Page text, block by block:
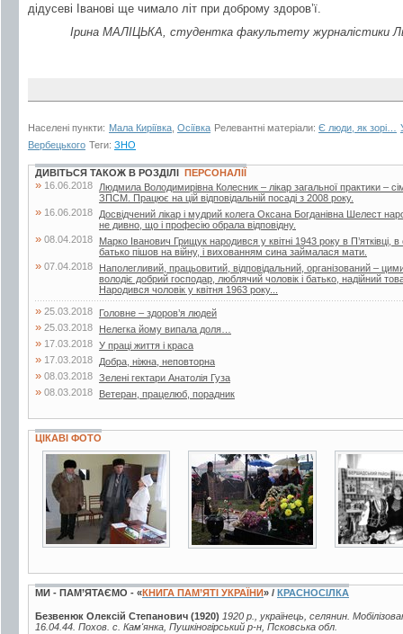
дідусеві Іванові ще чимало літ при доброму здоров’ї.
Ірина МАЛІЦЬКА, студентка факультету журналістики
Населені пункти: Мала Киріївка Осіївка Релевантні матеріали: Є люди, як зорі…
Вербецького Теги: ЗНО
ДИВІТЬСЯ ТАКОЖ В РОЗДІЛІ ПЕРСОНАЛІЇ
» 16.06.2018
Людмила Володимирівна Колесник – лікар загальної практики –
ЗПСМ. Працює на цій відповідальній посаді з 2008 року.
» 16.06.2018
Досвідчений лікар і мудрий колега Оксана Богданівна Шелест
не дивно, що і професію обрала відповідну.
» 08.04.2018
Марко Іванович Грищук народився у квітні 1943 року в П’ятківці,
батько пішов на війну, і вихованням сина займалася мати.
» 07.04.2018
Наполегливий, працьовитий, відповідальний, організований –
володіє добрий господар, люблячий чоловік і батько, надійний
Народився чоловік у квітня 1963 року...
» 25.03.2018 Головне – здоров’я людей
» 25.03.2018 Нелегка йому випала доля…
» 17.03.2018 У праці життя і краса
» 17.03.2018 Добра, ніжна, неповторна
» 08.03.2018 Зелені гектари Анатолія Гуза
» 08.03.2018 Ветеран, працелюб, порадник
ЦІКАВІ ФОТО
2 фото 10 фото 2 фото
МИ - ПАМ’ЯТАЄМО - «КНИГА ПАМ’ЯТІ УКРАЇНИ» / КРАСНОСІЛКА
Безвенюк Олексій Степанович (1920) 1920 р., українець, селянин.
16.04.44. Похов. с. Кам'янка, Пушкіногірський р-н, Псковська обл.